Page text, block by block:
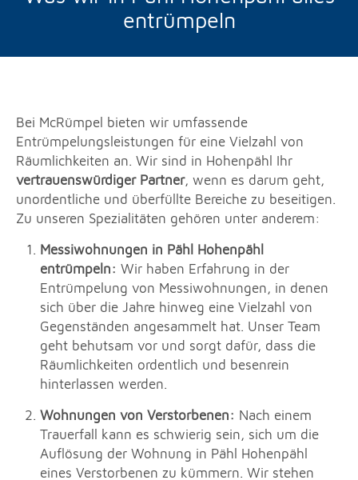
entrümpeln
Bei McRümpel bieten wir umfassende
Entrümpelungsleistungen für eine Vielzahl von
Räumlichkeiten an. Wir sind in Hohenpähl Ihr
vertrauenswürdiger Partner, wenn es darum geht,
unordentliche und überfüllte Bereiche zu beseitigen.
Zu unseren Spezialitäten gehören unter anderem:
Messiwohnungen in Pähl Hohenpähl
entrümpeln: Wir haben Erfahrung in der
Entrümpelung von Messiwohnungen, in denen
sich über die Jahre hinweg eine Vielzahl von
Gegenständen angesammelt hat. Unser Team
geht behutsam vor und sorgt dafür, dass die
Räumlichkeiten ordentlich und besenrein
hinterlassen werden.
Wohnungen von Verstorbenen: Nach einem
Trauerfall kann es schwierig sein, sich um die
Auflösung der Wohnung in Pähl Hohenpähl
eines Verstorbenen zu kümmern. Wir stehen